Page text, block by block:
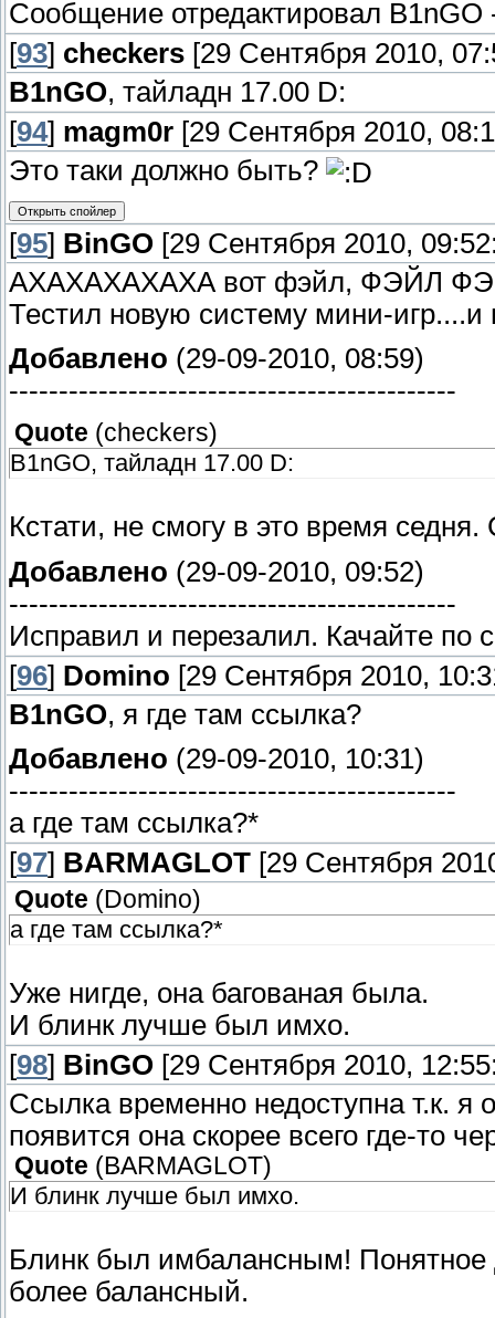
Сообщение отредактировал B1nGO
[93] checkers [29 Сентября 2010,
B1nGO, тайладн 17.00 D:
[94] magm0r [29 Сентября 2010,
Это таки должно быть?
[95] BinGO [29 Сентября 2010,
АХАХАХАХАХА вот фэйл, ФЭЙЛ
Тестил новую систему мини-
Добавлено (29-09-2010, 08:59)
---------------------------------------------
Quote (checkers)
B1nGO, тайладн 17.00 D:
Кстати, не смогу в это время
Добавлено (29-09-2010, 09:52)
---------------------------------------------
Исправил и перезалил. Качайте по
[96] Domino [29 Сентября 2010,
B1nGO, я где там ссылка?
Добавлено (29-09-2010, 10:31)
---------------------------------------------
а где там ссылка?*
[97] BARMAGLOT [29 Сентября
Quote ( Domino)
а где там ссылка?*
Уже нигде, она багованая была.
И блинк лучше был имхо.
[98] BinGO [29 Сентября 2010,
Ссылка временно недоступна т.к. я
появится она скорее всего где-то
Quote ( BARMAGLOT)
И блинк лучше был имхо.
Блинк был имбалансным!
более балансный.